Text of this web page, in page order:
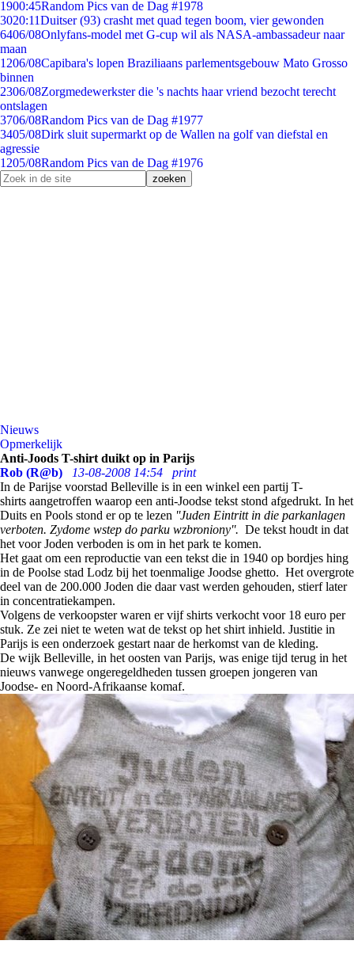
1900:45Random Pics van de Dag #1978
3020:11Duitser (93) crasht met quad tegen boom, vier gewonden
6406/08Onlyfans-model met G-cup wil als NASA-ambassadeur naar
maan
1206/08Capibara's lopen Braziliaans parlementsgebouw Mato Grosso
binnen
2306/08Zorgmedewerkster die 's nachts haar vriend bezocht terecht
ontslagen
3706/08Random Pics van de Dag #1977
3405/08Dirk sluit supermarkt op de Wallen na golf van diefstal en
agressie
1205/08Random Pics van de Dag #1976
Nieuws
Opmerkelijk
Anti-Joods T-shirt duikt op in Parijs
Rob (R@b)
13-08-2008 14:54
print
In de Parijse voorstad Belleville is in een winkel een partij T-
shirts aangetroffen waarop een anti-Joodse tekst stond afgedrukt. In het
Duits en Pools stond er op te lezen ''Juden Eintritt in die parkanlagen
verboten. Zydome wstep do parku wzbroniony''. De tekst houdt in dat
het voor Joden verboden is om in het park te komen.
Het gaat om een reproductie van een tekst die in 1940 op bordjes hing
in de Poolse stad Lodz bij het toenmalige Joodse ghetto. Het overgrote
deel van de 200.000 Joden die daar vast werden gehouden, stierf later
in concentratiekampen.
Volgens de verkoopster waren er vijf shirts verkocht voor 18 euro per
stuk. Ze zei niet te weten wat de tekst op het shirt inhield. Justitie in
Parijs is een onderzoek gestart naar de herkomst van de kleding.
De wijk Belleville, in het oosten van Parijs, was enige tijd terug in het
nieuws vanwege ongeregeldheden tussen groepen jongeren van
Joodse- en Noord-Afrikaanse komaf.